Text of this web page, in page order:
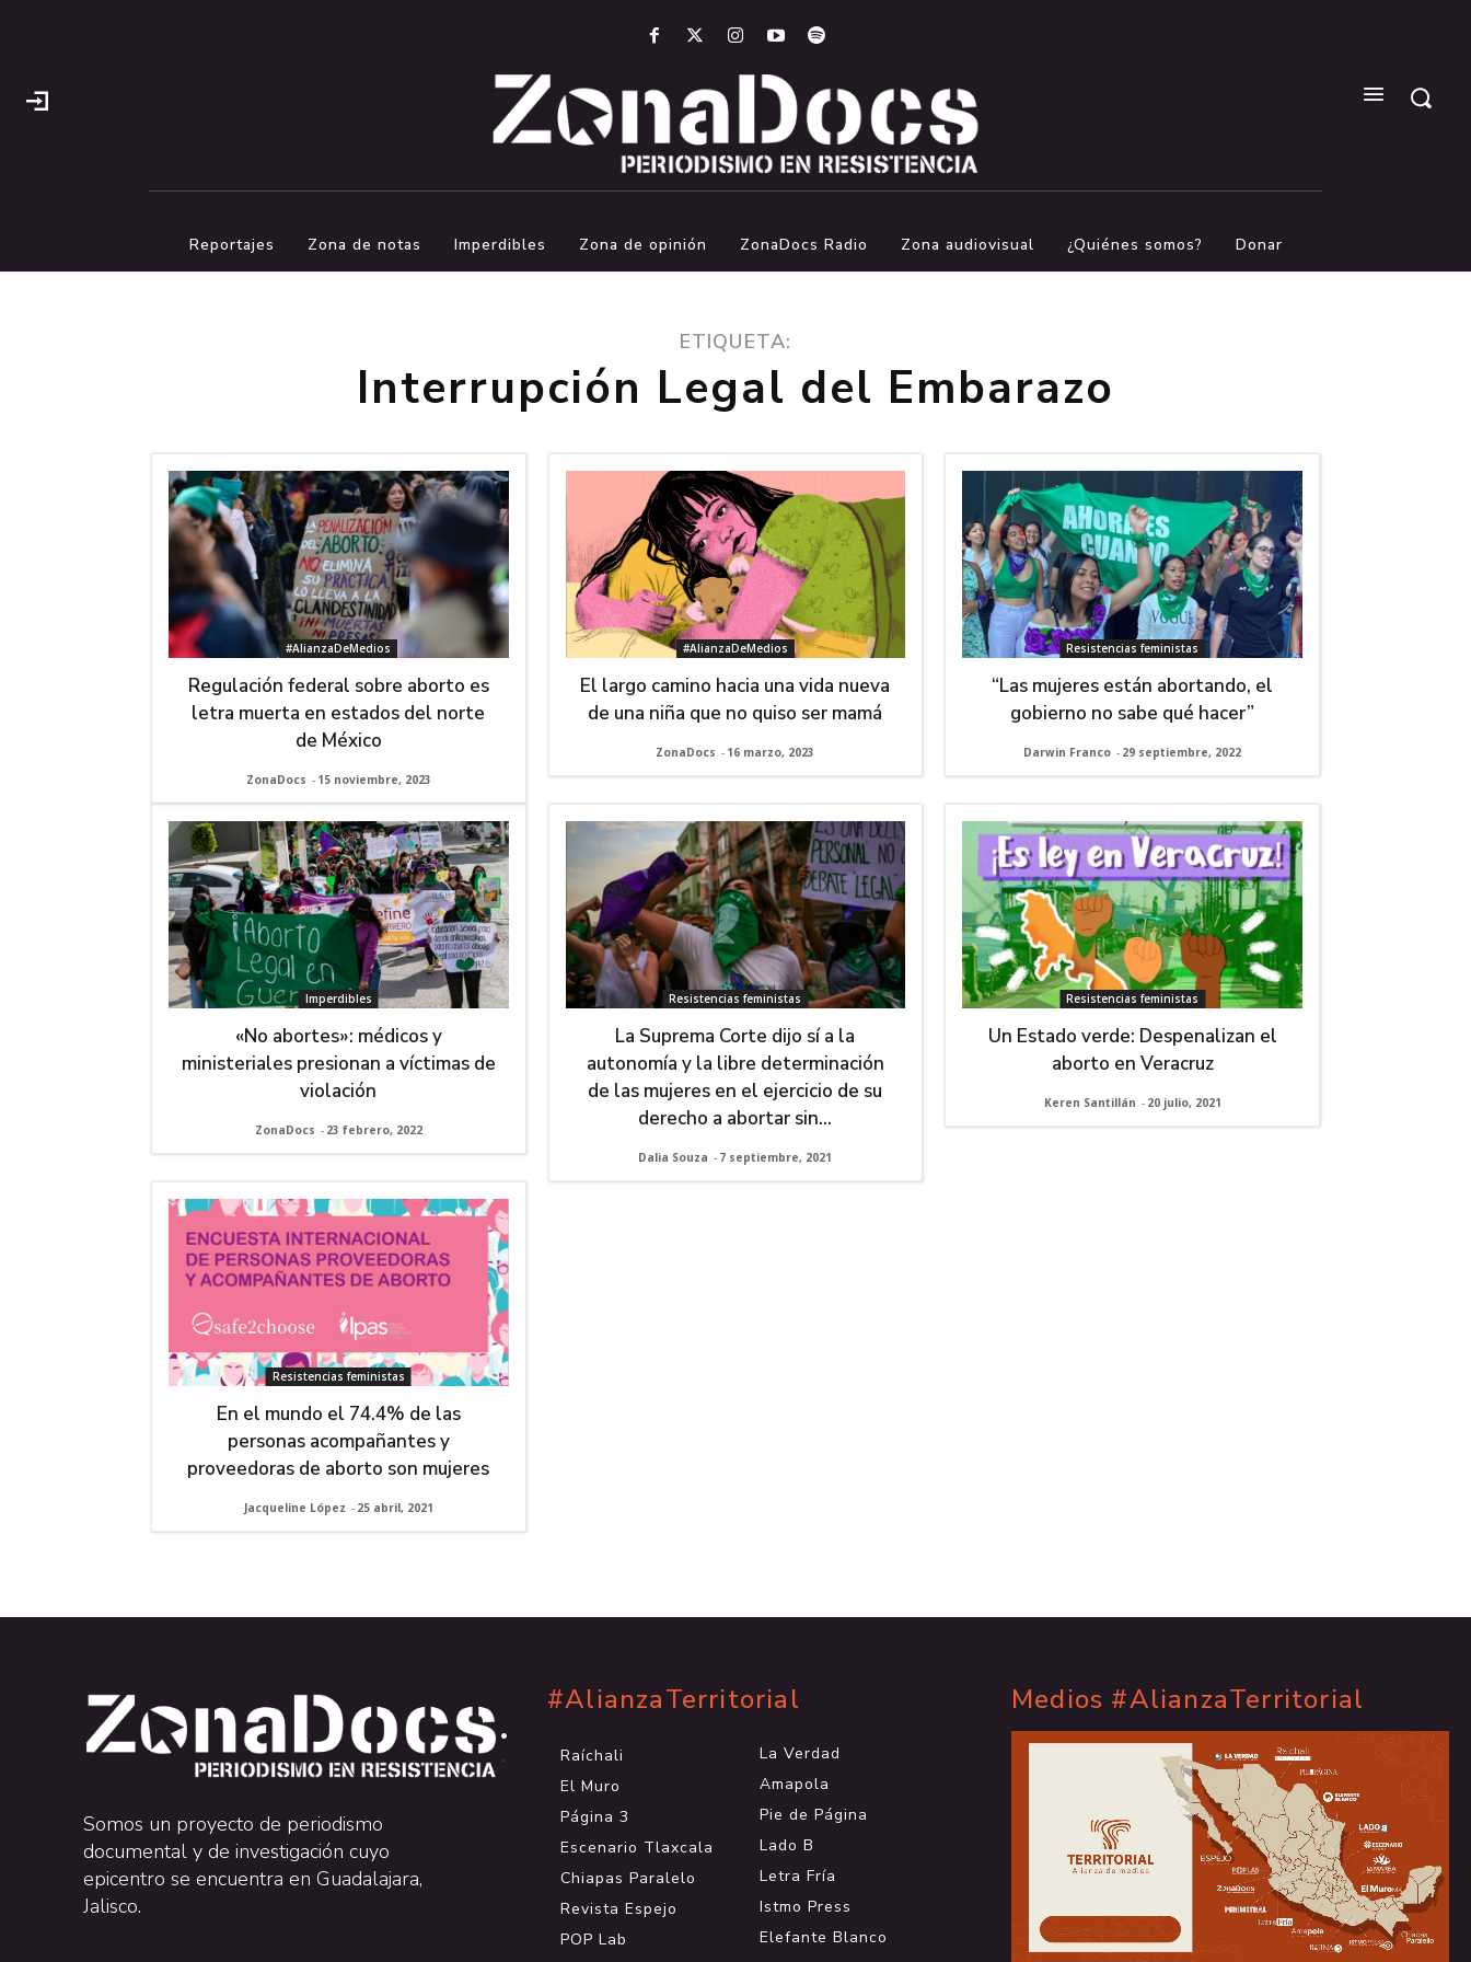
Reportajes Zona de notas Imperdibles Zona de opinión ZonaDocs Radio Zona audiovisual ¿Quiénes somos? Donar
ETIQUETA:
Interrupción Legal del Embarazo
#AlianzaDeMedios
Regulación federal sobre aborto es
letra muerta en estados del norte
de México
ZonaDocs - 15 noviembre, 2023
#AlianzaDeMedios
El largo camino hacia una vida nueva
de una niña que no quiso ser mamá
ZonaDocs - 16 marzo, 2023
Resistencias feministas
“Las mujeres están abortando, el
gobierno no sabe qué hacer”
Darwin Franco - 29 septiembre, 2022
Imperdibles
«No abortes»: médicos y
ministeriales presionan a víctimas de
violación
ZonaDocs - 23 febrero, 2022
Resistencias feministas
La Suprema Corte dijo sí a la
autonomía y la libre determinación
de las mujeres en el ejercicio de su
derecho a abortar sin...
Dalia Souza - 7 septiembre, 2021
Resistencias feministas
Un Estado verde: Despenalizan el
aborto en Veracruz
Keren Santillán - 20 julio, 2021
Resistencias feministas
En el mundo el 74.4% de las
personas acompañantes y
proveedoras de aborto son mujeres
Jacqueline López - 25 abril, 2021
.
.
Somos un proyecto de periodismo
documental y de investigación cuyo
epicentro se encuentra en Guadalajara,
Jalisco.
#AlianzaTerritorial
Raíchali
El Muro
Página 3
Escenario Tlaxcala
Chiapas Paralelo
Revista Espejo
POP Lab
.
La Verdad
Amapola
Pie de Página
Lado B
Letra Fría
Istmo Press
Elefante Blanco
Medios #AlianzaTerritorial